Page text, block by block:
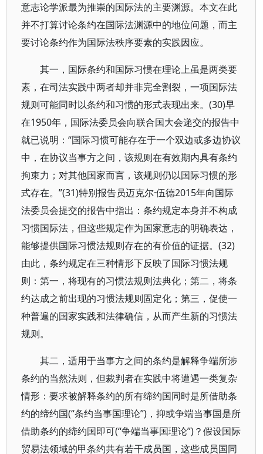
意志论学派最为推崇的国际法的主要渊源。本文在此
并不打算讨论条约在国际法渊源中的地位问题，而主
要讨论条约作为国际法秩序要素的实践因应。
其一，国际条约和国际习惯在理论上虽是两类要
素，在司法实践中两者却并非完全割裂，一项国际法
规则可能同时以条约和习惯的形式表现出来。(30)早
在1950年，国际法委员会向联合国大会递交的报告中
就已说明：“国际习惯可能存在于一个双边或多边协议
中，在协议当事方之间，该规则在有效期内具有条约
拘束力；对其他国家而言，该规则仍以国际习惯的形
式存在。”(31)特别报告员迈克尔·伍德2015年向国际
法委员会提交的报告中指出：条约规定本身并不构成
习惯国际法，但这些规定作为国家意志的明确表达，
能够提供国际习惯法规则存在的有价值的证据。(32)
由此，条约规定在三种情形下反映了国际习惯法规
则：第一，将现有的习惯法规则法典化；第二，将条
约达成之前出现的习惯法规则固定化；第三，促使一
种普遍的国家实践和法律确信，从而产生新的习惯法
规则。
其二，适用于当事方之间的条约是解释争端所涉
条约的当然法则，但裁判者在实践中将遭遇一类复杂
情形：要求被解释条约的所有缔约国同时是所借助条
约的缔约国(“条约当事国理论”)，抑或争端当事国是所
借助条约的缔约国即可(“争端当事国理论”)？假设国际
贸易法领域的甲条约共有若干成员国，这些成员国同